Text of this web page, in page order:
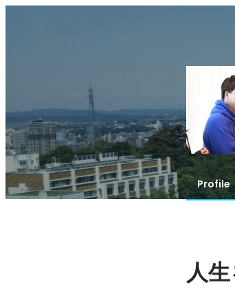
Profile
人